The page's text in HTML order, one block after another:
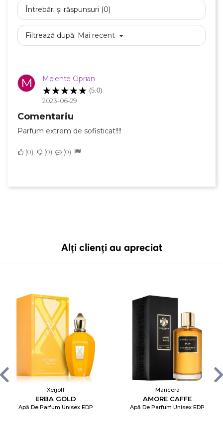
Întrebări și răspunsuri (0)
Filtrează după: Mai recent
M Melente Ciprian
(5.0)
2023-06-29
Comentariu
Parfum extrem de sofisticat!!!!
0 0 0
Alți clienți au apreciat
Xerjoff
ERBA GOLD
Apă De Parfum Unisex EDP
Mancera
AMORE CAFFE
Apă De Parfum Unisex EDP